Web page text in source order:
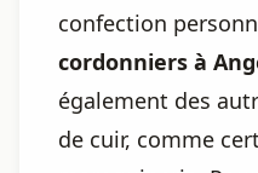
confection
cordonniers à
également des
de cuir, comme